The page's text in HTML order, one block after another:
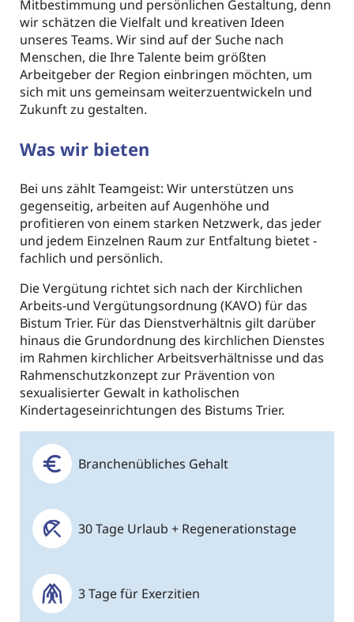
Mitbestimmung und persönlichen Gestaltung, denn
wir schätzen die Vielfalt und kreativen Ideen
unseres Teams. Wir sind auf der Suche nach
Menschen, die Ihre Talente beim größten
Arbeitgeber der Region einbringen möchten, um
sich mit uns gemeinsam weiterzuentwickeln und
Zukunft zu gestalten.
Was wir bieten
Bei uns zählt Teamgeist: Wir unterstützen uns
gegenseitig, arbeiten auf Augenhöhe und
profitieren von einem starken Netzwerk, das jeder
und jedem Einzelnen Raum zur Entfaltung bietet -
fachlich und persönlich.
Die Vergütung richtet sich nach der Kirchlichen
Arbeits-und Vergütungsordnung (KAVO) für das
Bistum Trier. Für das Dienstverhältnis gilt darüber
hinaus die Grundordnung des kirchlichen Dienstes
im Rahmen kirchlicher Arbeitsverhältnisse und das
Rahmenschutzkonzept zur Prävention von
sexualisierter Gewalt in katholischen
Kindertageseinrichtungen des Bistums Trier.
Branchenübliches Gehalt
30 Tage Urlaub + Regenerationstage
3 Tage für Exerzitien